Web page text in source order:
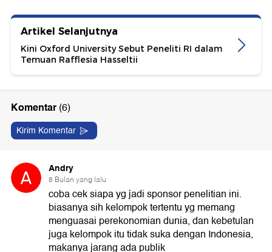
Artikel Selanjutnya
Kini Oxford University Sebut Peneliti RI dalam
Temuan Rafflesia Hasseltii